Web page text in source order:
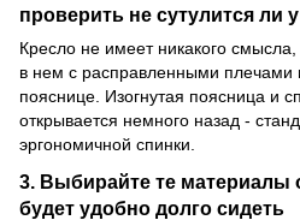
проверить не сутулится ли
Кресло не имеет никакого
в нем с расправленными плечами
пояснице. Изогнутая поясница и
открывается немного назад -
эргономичной спинки.
3. Выбирайте те материалы
будет удобно долго сидеть